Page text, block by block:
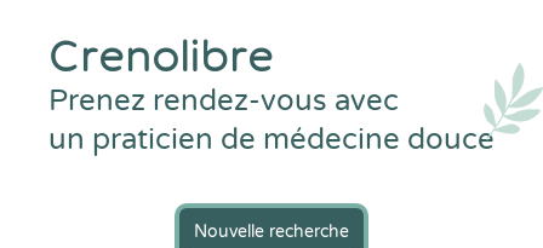
Crenolibre
Prenez rendez-vous avec
un praticien de médecine douce
Nouvelle recherche